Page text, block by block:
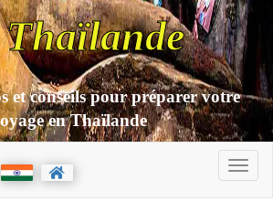
et conseils pour préparer votre
en Thaïlande